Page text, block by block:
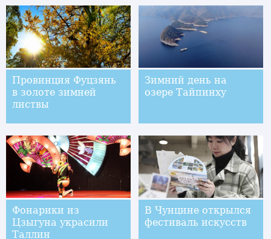
Провинция Фуцзянь
в золоте зимней
листвы
Зимний день на
озере Тайпинху
Фонарики из
Цзыгуна украсили
Таллин
В Чунцине открылся
фестиваль искусств